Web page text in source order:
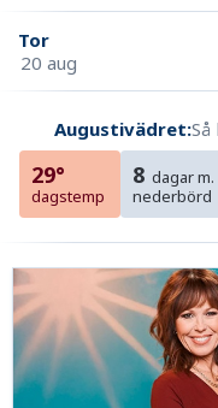
Tor
20 aug
Augustivädret:
29°
dagstemp
8 dagar m.
nederbörd